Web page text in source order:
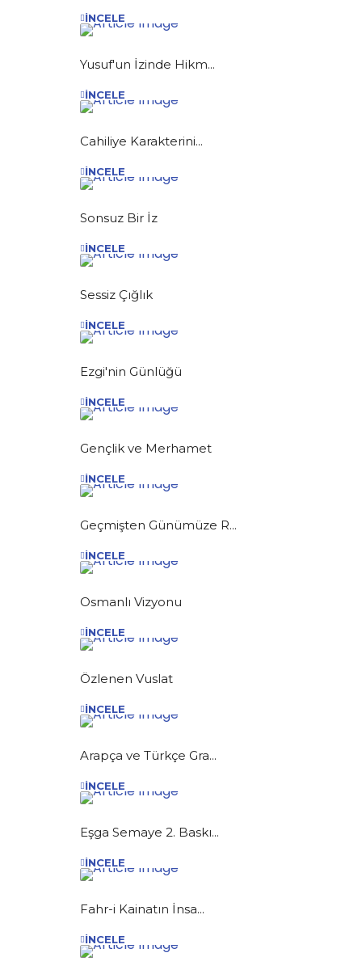
İNCELE
Yusuf'un İzinde Hikm...
İNCELE
Cahiliye Karakterini...
İNCELE
Sonsuz Bir İz
İNCELE
Sessiz Çığlık
İNCELE
Ezgi'nin Günlüğü
İNCELE
Gençlik ve Merhamet
İNCELE
Geçmişten Günümüze R...
İNCELE
Osmanlı Vizyonu
İNCELE
Özlenen Vuslat
İNCELE
Arapça ve Türkçe Gra...
İNCELE
Eşga Semaye 2. Baskı...
İNCELE
Fahr-i Kainatın İnsa...
İNCELE